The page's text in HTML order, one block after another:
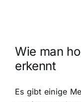
Wie man
erkennt
Es gibt einige